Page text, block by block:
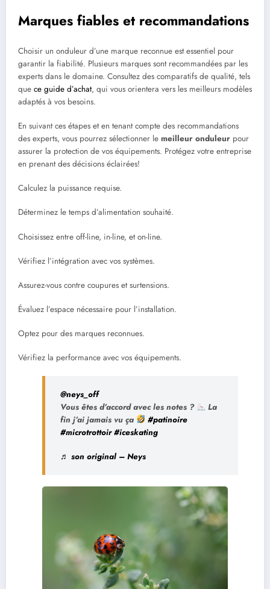
Marques fiables et recommandations
Choisir un onduleur d’une marque reconnue est essentiel pour
garantir la fiabilité. Plusieurs marques sont recommandées par les
experts dans le domaine. Consultez des comparatifs de qualité, tels
que ce guide d’achat, qui vous orientera vers les meilleurs modèles
adaptés à vos besoins.
En suivant ces étapes et en tenant compte des recommandations
des experts, vous pourrez sélectionner le meilleur onduleur pour
assurer la protection de vos équipements. Protégez votre entreprise
en prenant des décisions éclairées!
Calculez la puissance requise.
Déterminez le temps d’alimentation souhaité.
Choisissez entre off-line, in-line, et on-line.
Vérifiez l’intégration avec vos systèmes.
Assurez-vous contre coupures et surtensions.
Évaluez l’espace nécessaire pour l’installation.
Optez pour des marques reconnues.
Vérifiez la performance avec vos équipements.
@neys_off
Vous êtes d’accord avec les notes ?
La
fin j’ai jamais vu ça
#patinoire
#microtrottoir #iceskating
♬ son original – Neys